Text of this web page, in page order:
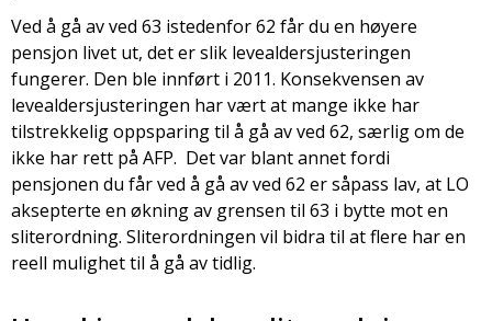
Ved å gå av ved 63 istedenfor 62 får du en høyere
pensjon livet ut, det er slik levealdersjusteringen
fungerer. Den ble innført i 2011. Konsekvensen av
levealdersjusteringen har vært at mange ikke har
tilstrekkelig oppsparing til å gå av ved 62, særlig om de
ikke har rett på AFP. Det var blant annet fordi
pensjonen du får ved å gå av ved 62 er såpass lav, at LO
aksepterte en økning av grensen til 63 i bytte mot en
sliterordning. Sliterordningen vil bidra til at flere har en
reell mulighet til å gå av tidlig.